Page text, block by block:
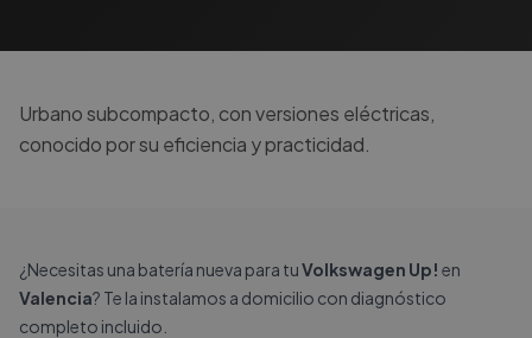
Urbano subcompacto, con versiones eléctricas,
conocido por su eficiencia y practicidad.
¿Necesitas una batería nueva para tuVolkswagen Up! en
Valencia? Te la instalamos a domicilio con diagnóstico
completo incluido.